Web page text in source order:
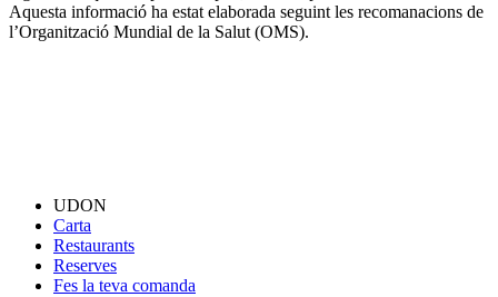
Aquesta informació ha estat elaborada seguint les recomanacions de
l’Organització Mundial de la Salut (OMS).
UDON
Carta
Restaurants
Reserves
Fes la teva comanda